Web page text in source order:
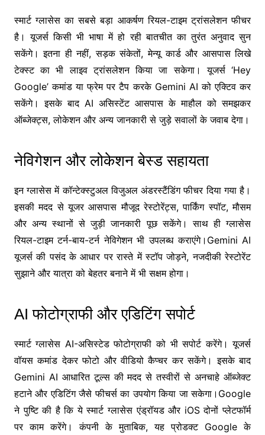
स्मार्ट ग्लासेस का सबसे बड़ा आकर्षण रियल-टाइम ट्रांसलेशन फीचर
है। यूजर्स किसी भी भाषा में हो रही बातचीत का तुरंत अनुवाद सुन
सकेंगे। इतना ही नहीं, सड़क संकेतों, मेन्यू कार्ड और आसपास लिखे
टेक्स्ट का भी लाइव ट्रांसलेशन किया जा सकेगा। यूजर्स ‘Hey
Google’ कमांड या फ्रेम पर टैप करके Gemini AI को एक्टिव कर
सकेंगे। इसके बाद AI असिस्टेंट आसपास के माहौल को समझकर
ऑब्जेक्ट्स, लोकेशन और अन्य जानकारी से जुड़े सवालों के जवाब देगा।
नेविगेशन और लोकेशन बेस्ड सहायता
इन ग्लासेस में कॉन्टेक्स्टुअल विजुअल अंडरस्टैंडिंग फीचर दिया गया है।
इसकी मदद से यूजर आसपास मौजूद रेस्टोरेंट्स, पार्किंग स्पॉट, मौसम
और अन्य स्थानों से जुड़ी जानकारी पूछ सकेंगे। साथ ही ग्लासेस
रियल-टाइम टर्न-बाय-टर्न नेविगेशन भी उपलब्ध कराएंगे।Gemini AI
यूजर्स की पसंद के आधार पर रास्ते में स्टॉप जोड़ने, नजदीकी रेस्टोरेंट
सुझाने और यात्रा को बेहतर बनाने में भी सक्षम होगा।
AI फोटोग्राफी और एडिटिंग सपोर्ट
स्मार्ट ग्लासेस AI-असिस्टेड फोटोग्राफी को भी सपोर्ट करेंगे। यूजर्स
वॉयस कमांड देकर फोटो और वीडियो कैप्चर कर सकेंगे। इसके बाद
Gemini AI आधारित टूल्स की मदद से तस्वीरों से अनचाहे ऑब्जेक्ट
हटाने और एडिटिंग जैसे फीचर्स का उपयोग किया जा सकेगा।Google
ने पुष्टि की है कि ये स्मार्ट ग्लासेस एंड्रॉयड और iOS दोनों प्लेटफॉर्म
पर काम करेंगे। कंपनी के मुताबिक, यह प्रोडक्ट Google के